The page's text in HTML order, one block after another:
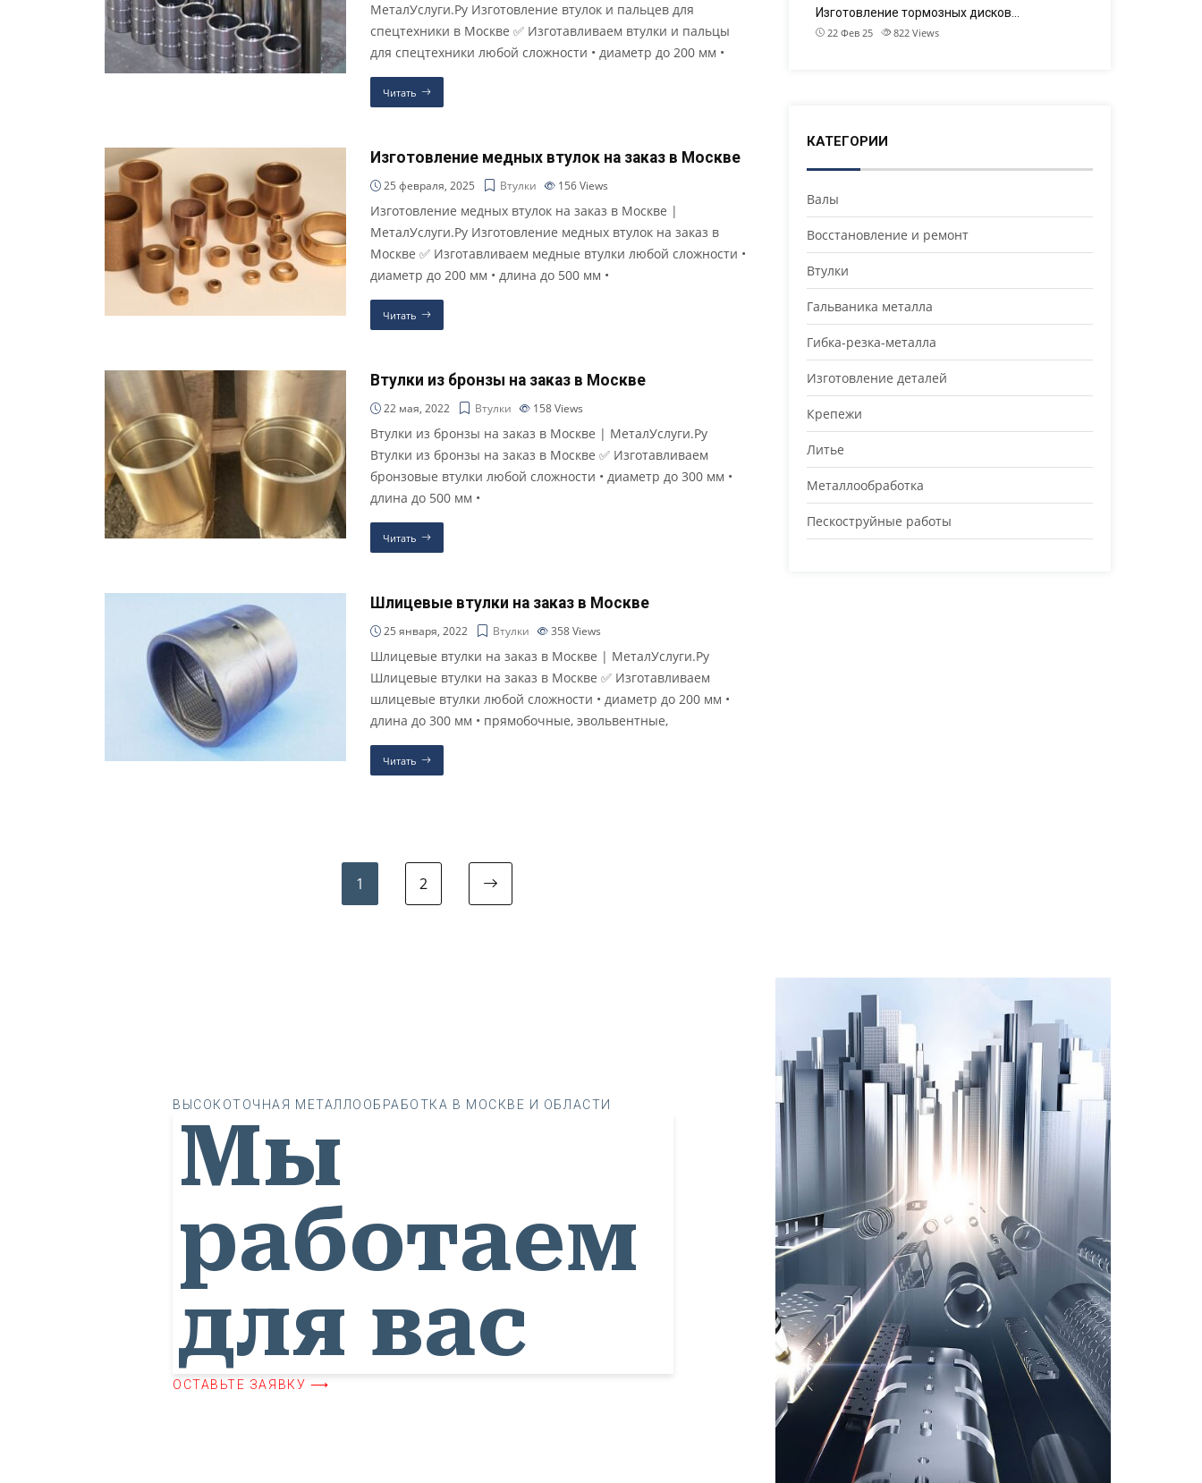
МеталУслуги.Ру Изготовление втулок и пальцев для
спецтехники в Москве ✅ Изготавливаем втулки и пальцы
для спецтехники любой сложности • диаметр до 200 мм •
Читать
Изготовление медных втулок на заказ в Москве
25 февраля, 2025 Втулки 156Views
Изготовление медных втулок на заказ в Москве |
МеталУслуги.Ру Изготовление медных втулок на заказ в
Москве ✅ Изготавливаем медные втулки любой сложности •
диаметр до 200 мм • длина до 500 мм •
Читать
Втулки из бронзы на заказ в Москве
22 мая, 2022 Втулки 158Views
Втулки из бронзы на заказ в Москве | МеталУслуги.Ру
Втулки из бронзы на заказ в Москве ✅ Изготавливаем
бронзовые втулки любой сложности • диаметр до 300 мм •
длина до 500 мм •
Читать
Шлицевые втулки на заказ в Москве
25 января, 2022 Втулки 358Views
Шлицевые втулки на заказ в Москве | МеталУслуги.Ру
Шлицевые втулки на заказ в Москве ✅ Изготавливаем
шлицевые втулки любой сложности • диаметр до 200 мм •
длина до 300 мм • прямобочные, эвольвентные,
Читать
1 2
Изготовление тормозных дисков…
22 Фев 25 822 Views
КАТЕГОРИИ
Валы
Восстановление и ремонт
Втулки
Гальваника металла
Гибка-резка-металла
Изготовление деталей
Крепежи
Литье
Металлообработка
Пескоструйные работы
ВЫСОКОТОЧНАЯ МЕТАЛЛООБРАБОТКА В МОСКВЕ И ОБЛАСТИ
Мы
работаем
для вас
ОСТАВЬТЕ ЗАЯВКУ ⟶